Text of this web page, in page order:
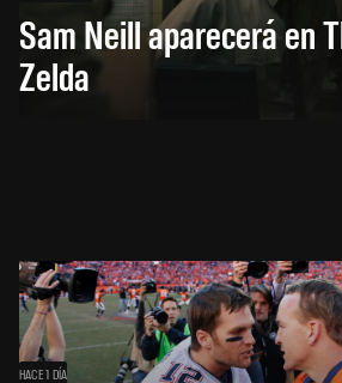
Sam Neill aparecerá en
Zelda
HACE 1 DÍA